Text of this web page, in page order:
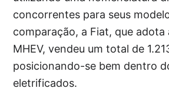
concorrentes para seus
comparação, a Fiat, que adota
MHEV, vendeu um total de
posicionando-se bem dentro
eletrificados.